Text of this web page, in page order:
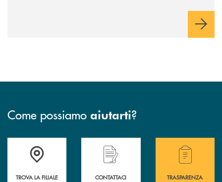
Come possiamo aiutarti?
Accedi all' elenco completo delle filiali .
TROVA LA FILIALE
Hai bisogno di assistenza immediata?
CONTATTACI
Hai bisogno di
TRASPARENZA